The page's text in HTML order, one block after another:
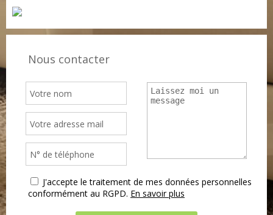
Nous contacter
J'accepte le traitement de mes données personnelles
conformément au RGPD. En savoir plus